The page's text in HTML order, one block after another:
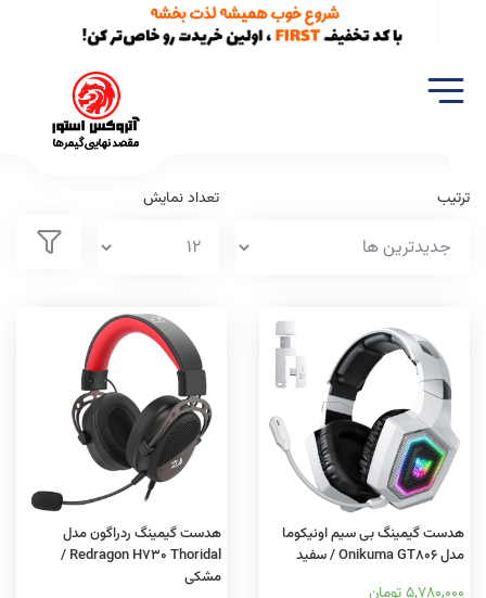
ترتیب تعداد نمایش
هدست گیمینگ بی سیم اونیکوما
مدل Onikuma GT806 / سفید
5,780,000 تومان
هدست گیمینگ ردراگون مدل
Redragon H730 Thoridal /
مشکی